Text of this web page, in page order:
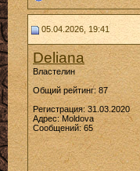
05.04.2026, 19:41
Deliana
Властелин
Общий рейтинг: 87
Регистрация: 31.03.2020
Адрес: Moldova
Сообщений: 65